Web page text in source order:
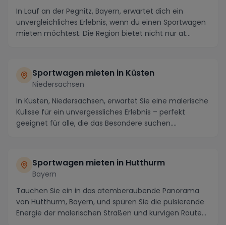
In Lauf an der Pegnitz, Bayern, erwartet dich ein
unvergleichliches Erlebnis, wenn du einen Sportwagen
mieten möchtest. Die Region bietet nicht nur at...
Sportwagen mieten in Küsten
Niedersachsen
In Küsten, Niedersachsen, erwartet Sie eine malerische
Kulisse für ein unvergessliches Erlebnis – perfekt
geeignet für alle, die das Besondere suchen....
Sportwagen mieten in Hutthurm
Bayern
Tauchen Sie ein in das atemberaubende Panorama
von Hutthurm, Bayern, und spüren Sie die pulsierende
Energie der malerischen Straßen und kurvigen Route...